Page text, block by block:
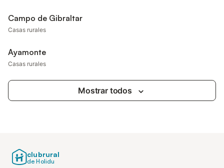
Campo de Gibraltar
Casas rurales
Ayamonte
Casas rurales
Mostrar todos
clubrural
de Holidu